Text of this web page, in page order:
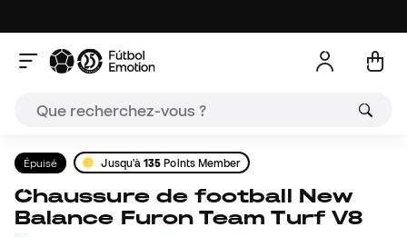
Épuisé Jusqu'à135 Points Member
Chaussure de football New
Balance Furon Team Turf V8